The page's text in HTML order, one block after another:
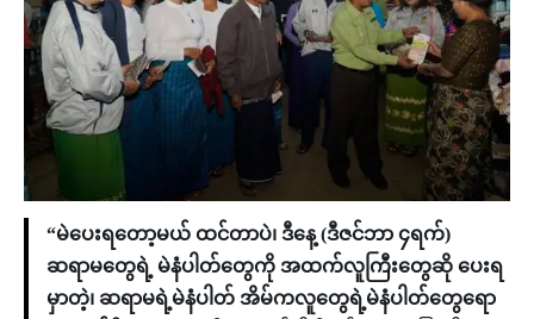
“မဲပေးရတော့မယ် ထင်တာပဲ၊ ဒီနေ့ (ဒီဇင်ဘာ ၄ရက်)
ဆရာမတွေရဲ့ မဲနံပါတ်တွေကို အထက်လူကြီးတွေဆို ပေးရ
မှာတဲ့၊ ဆရာမရဲ့မဲနံပါတ် အိမ်ကလူတွေရဲ့မဲနံပါတ်တွေရော